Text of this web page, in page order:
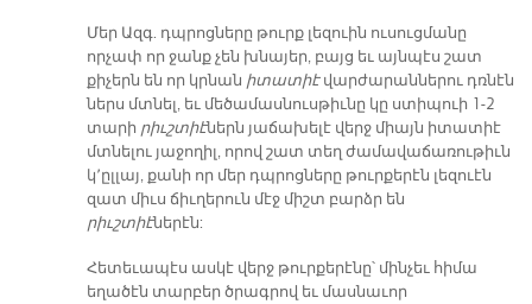
Մեր Ազգ. դպրոցները թուրք լեզուին ուսուցմանը
որչափ որ ջանք չեն խնայեր, բայց եւ այնպէս շատ
քիչերն են որ կրնան իտատիէվարժարաններու դռնէն
ներս մտնել, եւ մեծամասնուսթիւնը կը ստիպուի 1-2
տարի րիւշտիէներն յաճախելէ վերջ միայն իտատիէ
մտնելու յաջողիլ, որով շատ տեղ ժամավաճառութիւն
կ՚ըլլայ, քանի որ մեր դպրոցները թուրքերէն լեզուէն
զատ միւս ճիւղերուն մէջ միշտ բարձր են
րիւշտիէներէն:
Հետեւապէս ասկէ վերջ թուրքերէնը՝ մինչեւ հիմա
եղածէն տարբեր ծրագրով եւ մասնաւոր